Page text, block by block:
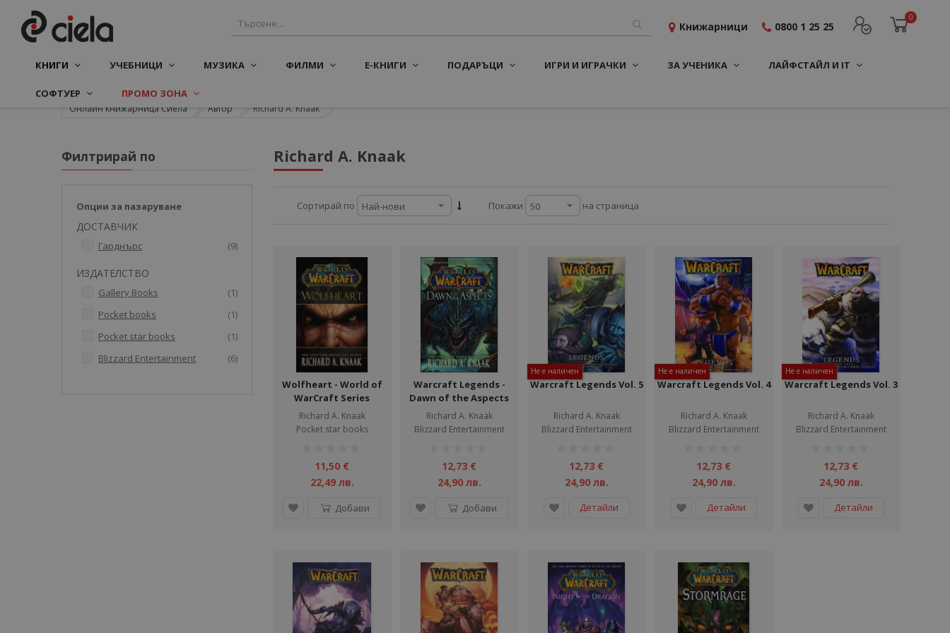
0
Книжарници 0800 1 25 25
КНИГИ УЧЕБНИЦИ МУЗИКА ФИЛМИ Е-КНИГИ ПОДАРЪЦИ ИГРИ И ИГРАЧКИ ЗА УЧЕНИКА ЛАЙФСТАЙЛ И IT
СОФТУЕР ПРОМО ЗОНА
Онлайн книжарница Сиела Автор Richard A. Knaak
Richard A. Knaak
Сортирай по Покажи на страница
Wolfheart - World of
WarCraft Series
Richard A. Knaak
Pocket star books
11,50 €
22,49 лв.
Добави
Warcraft Legends -
Dawn of the Aspects
Richard A. Knaak
Blizzard Entertainment
12,73 €
24,90 лв.
Добави
Не е наличен
Warcraft Legends Vol. 5
Richard A. Knaak
Blizzard Entertainment
12,73 €
24,90 лв.
Детайли
Не е наличен
Warcraft Legends Vol. 4
Richard A. Knaak
Blizzard Entertainment
12,73 €
24,90 лв.
Детайли
Не е наличен
Warcraft Legends Vol. 3
Richard A. Knaak
Blizzard Entertainment
12,73 €
24,90 лв.
Детайли
Филтрирай по
Опции за пазаруване
ДОСТАВЧИК
Гарднърс 9артикули
ИЗДАТЕЛСТВО
Gallery Books 1артикул
Pocket books
1артикул
Pocket star books
1артикул
Blizzard Entertainment
6артикули